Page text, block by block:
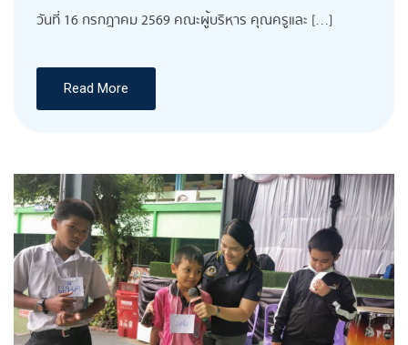
วันที่ 16 กรกฎาคม 2569 คณะผู้บริหาร คุณครูและ […]
Read More